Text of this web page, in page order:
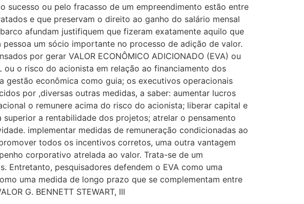
sucesso ou pelo fracasso de um empreendimento estão entre
e que preservam o direito ao ganho do salário mensal
afundam justifiquem que fizeram exatamente aquilo que
um sócio importante no processo de adição de valor.
por gerar VALOR ECONÔMICO ADICIONADO (EVA) ou
ou o risco do acionista em relação ao financiamento dos
gestão econômica como guia; os executivos operacionais
por ,diversas outras medidas, a saber: aumentar lucros
o remunere acima do risco do acionista; liberar capital e
a rentabilidade dos projetos; atrelar o pensamento
implementar medidas de remuneração condicionadas ao
todos os incentivos corretos, uma outra vantagem
corporativo atrelada ao valor. Trata-se de um
Entretanto, pesquisadores defendem o EVA como uma
uma medida de longo prazo que se complementam entre
G. BENNETT STEWART, III